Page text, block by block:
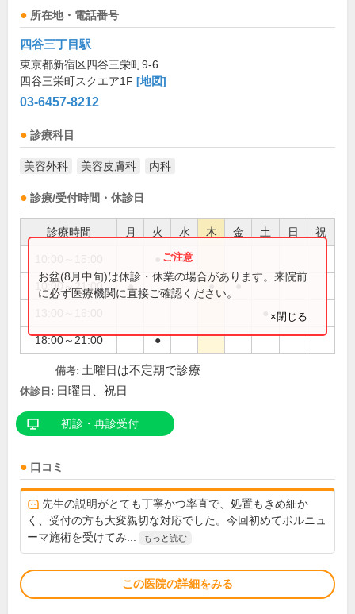
所在地・電話番号
四谷三丁目駅
東京都新宿区四谷三栄町9-6
四谷三栄町スクエア1F [地図]
03-6457-8212
診療科目
美容外科 美容皮膚科 内科
診療/受付時間・休診日
診療時間 月 火 水 木 金 土 日 祝
●
10:00～21:00 ● ● ●
18:00～21:00 ●
お盆(8月中旬)は休診・休業の場合があります。来院前
に必ず医療機関に直接ご確認ください。
×閉じる
備考: 土曜日は不定期で診療
休診日: 日曜日、祝日
初診・再診受付
口コミ
先生の説明がとても丁寧かつ率直で、処置もきめ細か
く、受付の方も大変親切な対応でした。今回初めてボルニュ
ーマ施術を受けてみ...
もっと読む
この医院の詳細をみる